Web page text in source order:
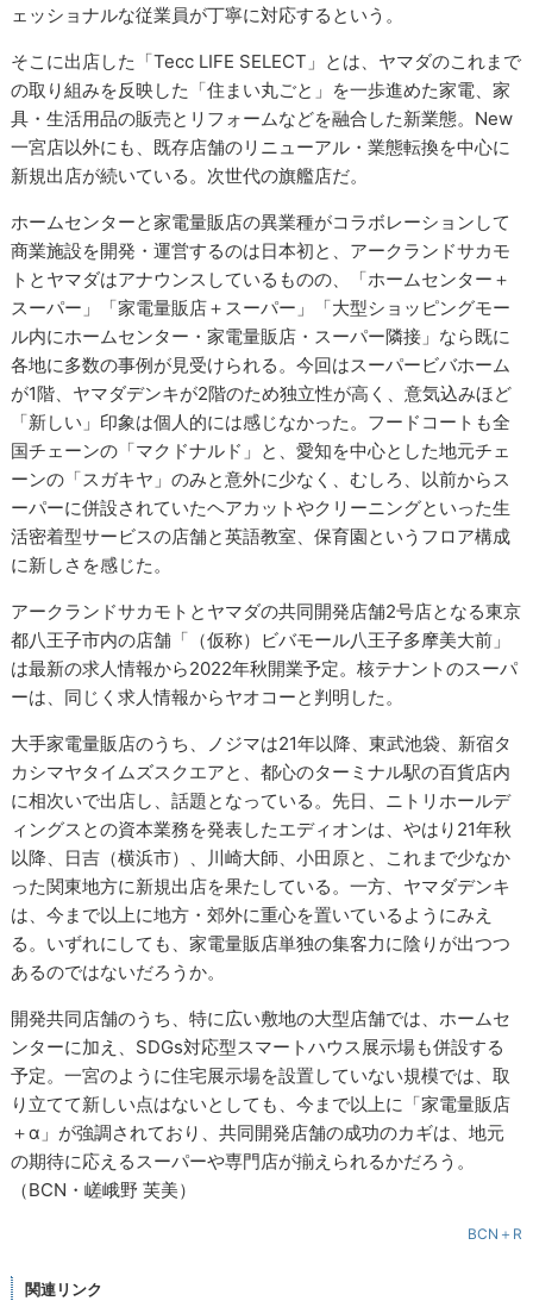
ェッショナルな従業員が丁寧に対応するという。
そこに出店した「Tecc LIFE SELECT」とは、ヤマダのこれまで
の取り組みを反映した「住まい丸ごと」を一歩進めた家電、家
具・生活用品の販売とリフォームなどを融合した新業態。New
一宮店以外にも、既存店舗のリニューアル・業態転換を中心に
新規出店が続いている。次世代の旗艦店だ。
ホームセンターと家電量販店の異業種がコラボレーションして
商業施設を開発・運営するのは日本初と、アークランドサカモ
トとヤマダはアナウンスしているものの、「ホームセンター＋
スーパー」「家電量販店＋スーパー」「大型ショッピングモー
ル内にホームセンター・家電量販店・スーパー隣接」なら既に
各地に多数の事例が見受けられる。今回はスーパービバホーム
が1階、ヤマダデンキが2階のため独立性が高く、意気込みほど
「新しい」印象は個人的には感じなかった。フードコートも全
国チェーンの「マクドナルド」と、愛知を中心とした地元チェ
ーンの「スガキヤ」のみと意外に少なく、むしろ、以前からス
ーパーに併設されていたヘアカットやクリーニングといった生
活密着型サービスの店舗と英語教室、保育園というフロア構成
に新しさを感じた。
アークランドサカモトとヤマダの共同開発店舗2号店となる東京
都八王子市内の店舗「（仮称）ビバモール八王子多摩美大前」
は最新の求人情報から2022年秋開業予定。核テナントのスーパ
ーは、同じく求人情報からヤオコーと判明した。
大手家電量販店のうち、ノジマは21年以降、東武池袋、新宿タ
カシマヤタイムズスクエアと、都心のターミナル駅の百貨店内
に相次いで出店し、話題となっている。先日、ニトリホールデ
ィングスとの資本業務を発表したエディオンは、やはり21年秋
以降、日吉（横浜市）、川崎大師、小田原と、これまで少なか
った関東地方に新規出店を果たしている。一方、ヤマダデンキ
は、今まで以上に地方・郊外に重心を置いているようにみえ
る。いずれにしても、家電量販店単独の集客力に陰りが出つつ
あるのではないだろうか。
開発共同店舗のうち、特に広い敷地の大型店舗では、ホームセ
ンターに加え、SDGs対応型スマートハウス展示場も併設する
予定。一宮のように住宅展示場を設置していない規模では、取
り立てて新しい点はないとしても、今まで以上に「家電量販店
＋α」が強調されており、共同開発店舗の成功のカギは、地元
の期待に応えるスーパーや専門店が揃えられるかだろう。
（BCN・嵯峨野 芙美）
BCN＋R
関連リンク